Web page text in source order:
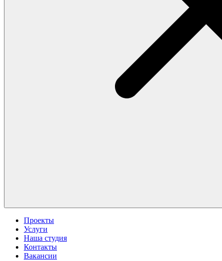
Проекты
Услуги
Наша студия
Контакты
Вакансии